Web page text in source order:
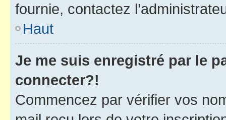
fournie, contactez
Haut
Je me suis enregistré par le
connecter?!
Commencez par vérifier vos